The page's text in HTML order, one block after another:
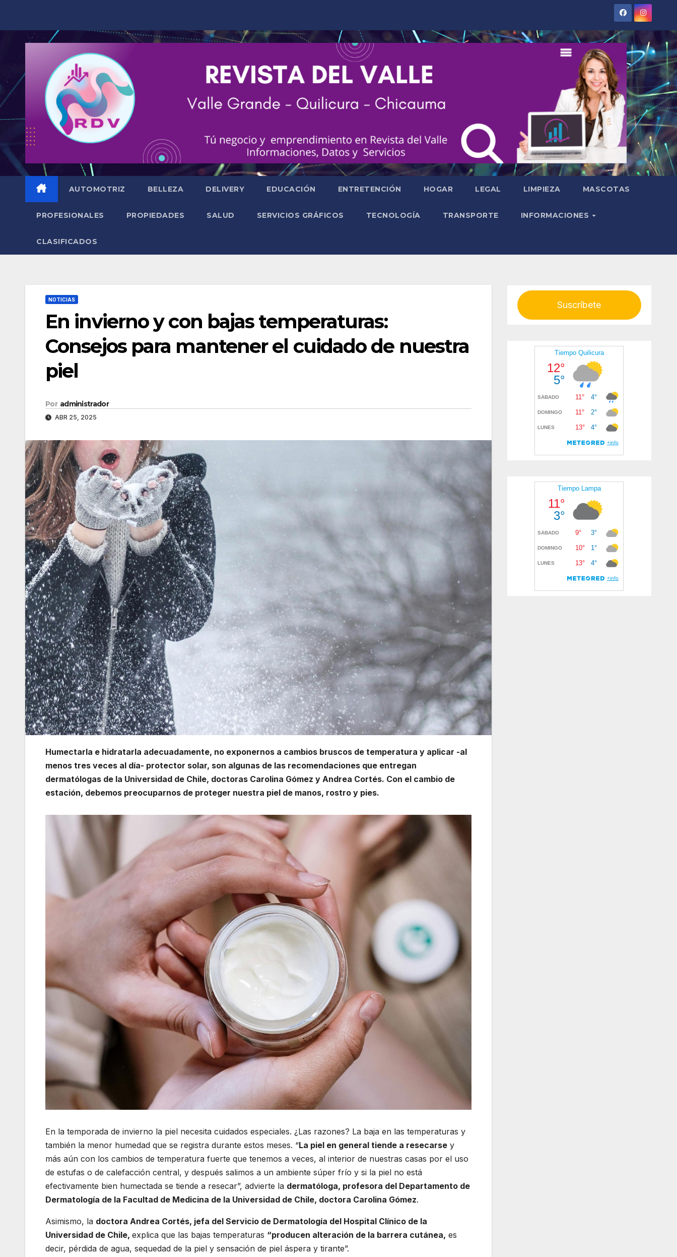
contenido
AUTOMOTRIZ BELLEZA DELIVERY EDUCACIÓN ENTRETENCIÓN HOGAR LEGAL LIMPIEZA MASCOTAS
PROFESIONALES PROPIEDADES SALUD SERVICIOS GRÁFICOS TECNOLOGÍA TRANSPORTE INFORMACIONES
CLASIFICADOS
NOTICIAS
En invierno y con bajas temperaturas:
Consejos para mantener el cuidado de nuestra
piel
Por administrador
ABR 25, 2025
Humectarla e hidratarla adecuadamente, no exponernos a cambios bruscos de temperatura y aplicar -al
menos tres veces al día- protector solar, son algunas de las recomendaciones que entregan
dermatólogas de la Universidad de Chile, doctoras Carolina Gómez y Andrea Cortés. Con el cambio de
estación, debemos preocuparnos de proteger nuestra piel de manos, rostro y pies.
En la temporada de invierno la piel necesita cuidados especiales. ¿Las razones? La baja en las temperaturas y
también la menor humedad que se registra durante estos meses. “La piel en general tiende a resecarse y
más aún con los cambios de temperatura fuerte que tenemos a veces, al interior de nuestras casas por el uso
de estufas o de calefacción central, y después salimos a un ambiente súper frío y si la piel no está
efectivamente bien humectada se tiende a resecar”, advierte la dermatóloga, profesora del Departamento de
Dermatología de la Facultad de Medicina de la Universidad de Chile, doctora Carolina Gómez.
Asimismo, la doctora Andrea Cortés, jefa del Servicio de Dermatología del Hospital Clínico de la
Universidad de Chile, explica que las bajas temperaturas “producen alteración de la barrera cutánea, es
decir, pérdida de agua, sequedad de la piel y sensación de piel áspera y tirante”.
Suscríbete